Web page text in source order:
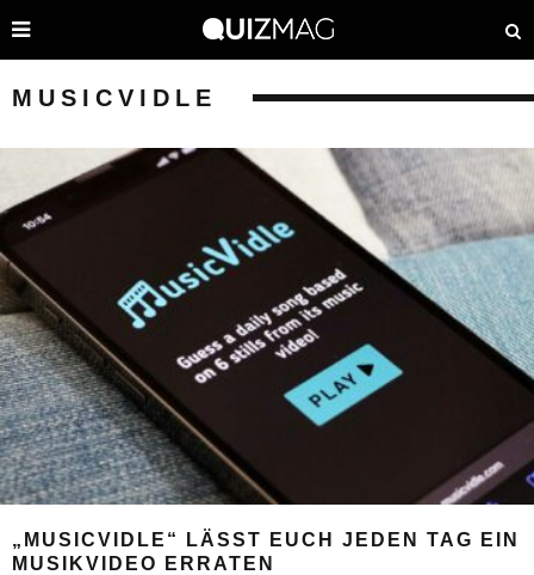
MUSICVIDLE
„MUSICVIDLE“ LÄSST EUCH JEDEN TAG EIN
MUSIKVIDEO ERRATEN